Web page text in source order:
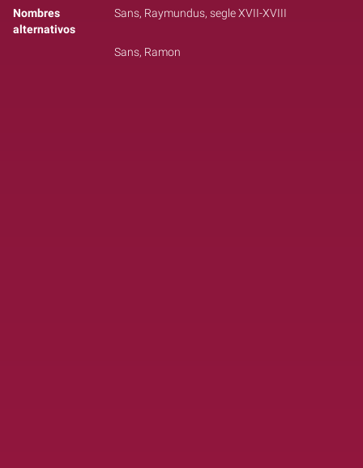
Nombres
alternativos
Sans, Raymundus, segle XVII-XVIII
Sans, Ramon